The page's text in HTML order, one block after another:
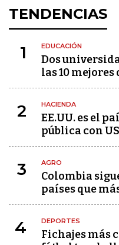
TENDENCIAS
1 EDUCACIÓN
Dos
las 10 mejores
2 HACIENDA
EE.UU. es el
pública con
3 AGRO
Colombia
países que
4 DEPORTES
Fichajes más